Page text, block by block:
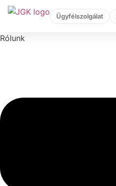
Ugrás
Ügyfélszolgálat
Rólunk